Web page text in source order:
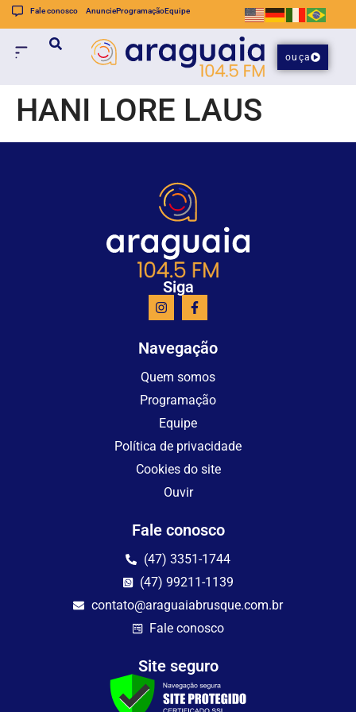
Fale conosco AnuncieProgramaçãoEquipe
ouça
HANI LORE LAUS
Siga
Navegação
Quem somos
Programação
Equipe
Política de privacidade
Cookies do site
Ouvir
Fale conosco
(47) 3351-1744
(47) 99211-1139
contato@araguaiabrusque.com.br
Fale conosco
Site seguro